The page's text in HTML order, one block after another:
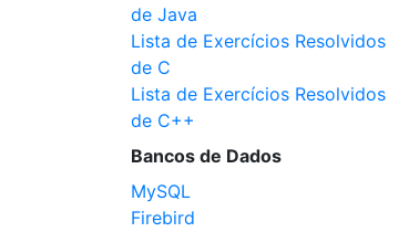
de Java
Lista de Exercícios Resolvidos
de C
Lista de Exercícios Resolvidos
de C++
Bancos de Dados
MySQL
Firebird